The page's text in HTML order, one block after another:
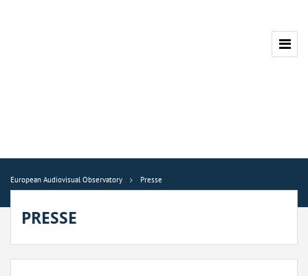
European Audiovisual Observatory Presse
PRESSE